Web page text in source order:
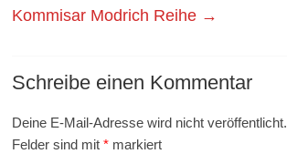
Kommisar Modrich Reihe →
Schreibe einen Kommentar
Deine E-Mail-Adresse wird nicht veröffentlicht.
Felder sind mit* markiert